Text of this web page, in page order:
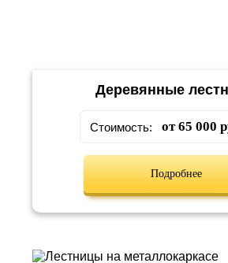
Деревянные
Стоимость: от 65 000
Подробнее